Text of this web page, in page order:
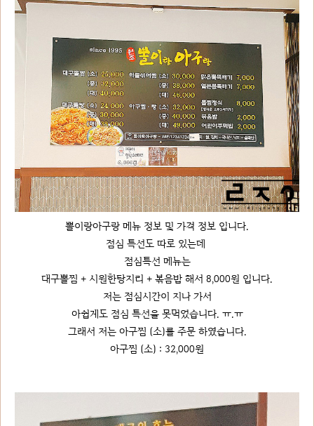
뽈이랑아구랑 메뉴 정보 및 가격 정보 입니다.
점심 특선도 따로 있는데
점심특선 메뉴는
대구뽈찜 + 시원한탕지리 + 볶음밥 해서 8,000원 입니다.
저는 점심시간이 지나 가서
아쉽게도 점심 특선을 못먹었습니다. ㅠ.ㅠ
그래서 저는 아구찜 (소)를 주문 하였습니다.
아구찜 (소) : 32,000원